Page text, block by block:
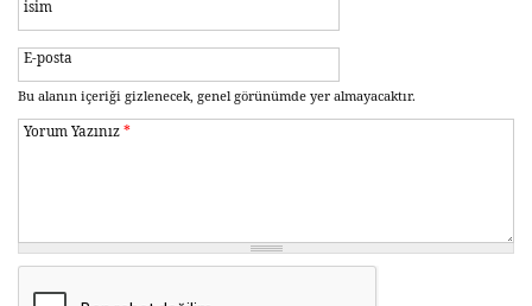
isim
E-posta
Bu alanın içeriği gizlenecek, genel görünümde yer almayacaktır.
Yorum Yazınız*